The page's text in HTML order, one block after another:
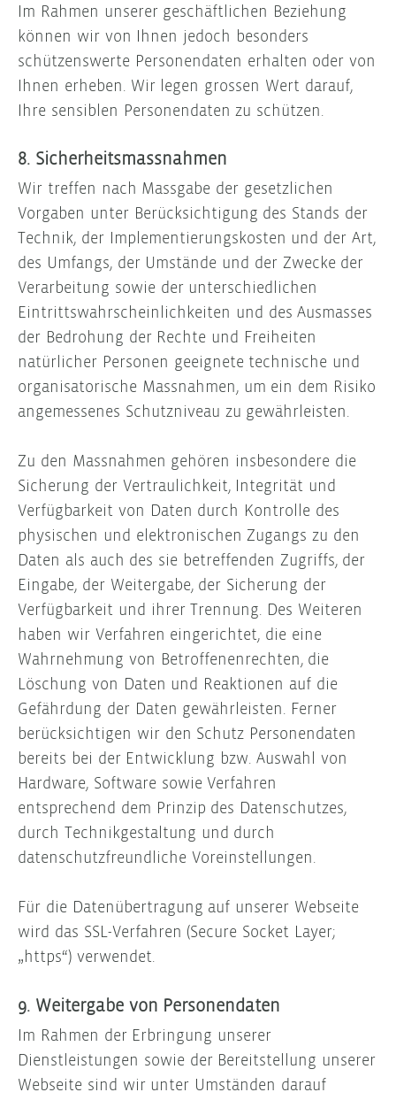
Im Rahmen unserer geschäftlichen Beziehung
können wir von Ihnen jedoch besonders
schützenswerte Personendaten erhalten oder von
Ihnen erheben. Wir legen grossen Wert darauf,
Ihre sensiblen Personendaten zu schützen.
8. Sicherheitsmassnahmen
Wir treffen nach Massgabe der gesetzlichen
Vorgaben unter Berücksichtigung des Stands der
Technik, der Implementierungskosten und der Art,
des Umfangs, der Umstände und der Zwecke der
Verarbeitung sowie der unterschiedlichen
Eintrittswahrscheinlichkeiten und des Ausmasses
der Bedrohung der Rechte und Freiheiten
natürlicher Personen geeignete technische und
organisatorische Massnahmen, um ein dem Risiko
angemessenes Schutzniveau zu gewährleisten.
Zu den Massnahmen gehören insbesondere die
Sicherung der Vertraulichkeit, Integrität und
Verfügbarkeit von Daten durch Kontrolle des
physischen und elektronischen Zugangs zu den
Daten als auch des sie betreffenden Zugriffs, der
Eingabe, der Weitergabe, der Sicherung der
Verfügbarkeit und ihrer Trennung. Des Weiteren
haben wir Verfahren eingerichtet, die eine
Wahrnehmung von Betroffenenrechten, die
Löschung von Daten und Reaktionen auf die
Gefährdung der Daten gewährleisten. Ferner
berücksichtigen wir den Schutz Personendaten
bereits bei der Entwicklung bzw. Auswahl von
Hardware, Software sowie Verfahren
entsprechend dem Prinzip des Datenschutzes,
durch Technikgestaltung und durch
datenschutzfreundliche Voreinstellungen.
Für die Datenübertragung auf unserer Webseite
wird das SSL-Verfahren (Secure Socket Layer;
„https“) verwendet.
9. Weitergabe von Personendaten
Im Rahmen der Erbringung unserer
Dienstleistungen sowie der Bereitstellung unserer
Webseite sind wir unter Umständen darauf